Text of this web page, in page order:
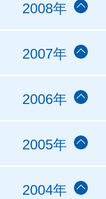
2008年
2007年
2006年
2005年
2004年